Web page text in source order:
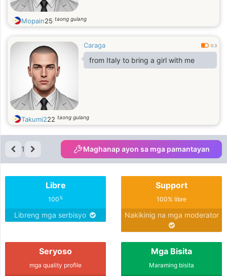
Mopain25 taong gulang
Caraga 0.3
from Italy to bring a girl with me
Takumi222 taong gulang
1 Maghanap ayon sa mga pamantayan
Libre
100%
Libreng mga serbisyo
Support
100% libre
Nakikinig na mga moderator
Seryoso
mga quality profile
Mga Bisita
Maraming bisita